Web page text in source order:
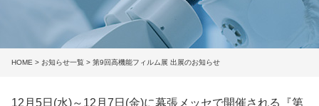
HOME > お知らせ一覧 > 第9回高機能フィルム展 出展のお知らせ
12月5日(水)～12月7日(金)に幕張メッセで開催される『第